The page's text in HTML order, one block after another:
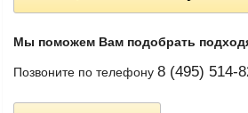
Мы поможем Вам подобрать
Позвоните по телефону 8 (495) 514-